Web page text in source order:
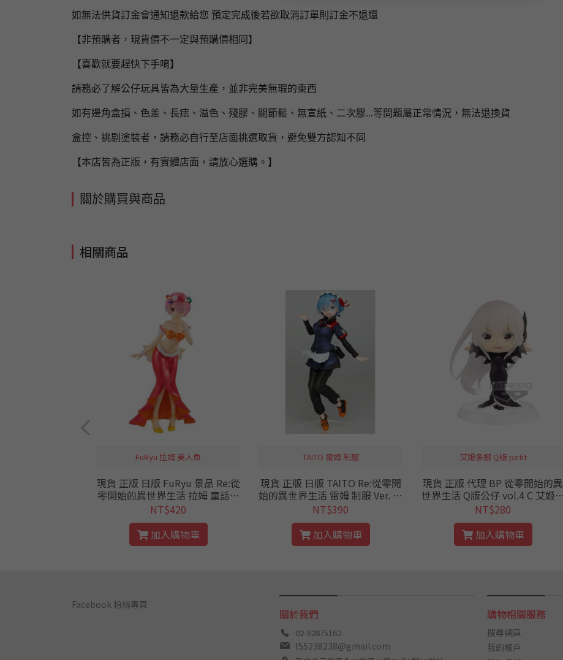
如無法供貨訂金會通知退款給您 預定完成後若欲取消訂單則訂金不退還
【非預購者，現貨價不一定與預購價相同】
【喜歡就要趕快下手唷】
請務必了解公仔玩具皆為大量生產，並非完美無瑕的東西
如有邊角盒損、色差、長痣、溢色、殘膠、關節鬆、無宣紙、二次膠...等問題屬正常情況，無法退換貨
盒控、挑剔塗裝者，請務必自行至店面挑選取貨，避免雙方認知不同
【本店皆為正版，有實體店面，請放心選購。】
關於購買與商品
相關商品
FuRyu 拉姆 美人魚
現貨 正版 日版 FuRyu 景品 Re:從
零開始的異世界生活 拉姆 童話系
列 美人魚 公仔 人魚 SSS 從零 RE
0
NT$420
加入購物車
TAITO 雷姆 制服
現貨 正版 日版 TAITO Re:從零開
始的異世界生活 雷姆 制服 Ver. 公
仔 景品 從零 RE0 打工
NT$390
加入購物車
艾姬多娜 Q版 petit
現貨 正版 代理 BP 從零開始的異
世界生活 Q版公仔 vol.4 C 艾姬多
娜 公仔 迷你 petit 從零 RE0 ban
presto
NT$280
加入購物車
關於我們
02-82875162
f55238238@gmail.com
購物相關服務
搜尋網頁
我的帳戶
Facebook 粉絲專頁